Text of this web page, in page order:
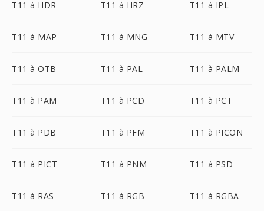
T11 à HDR T11 à HRZ T11 à IPL
T11 à MAP T11 à MNG T11 à MTV
T11 à OTB T11 à PAL T11 à PALM
T11 à PAM T11 à PCD T11 à PCT
T11 à PDB T11 à PFM T11 à PICON
T11 à PICT T11 à PNM T11 à PSD
T11 à RAS T11 à RGB T11 à RGBA